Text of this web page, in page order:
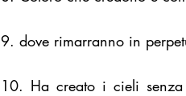
9. dove rimarranno in
10. Ha creato i cieli senza